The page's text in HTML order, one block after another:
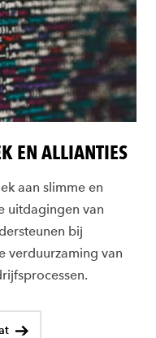
EN ALLIANTIES
aan slimme en
uitdagingen van
bij
verduurzaming van